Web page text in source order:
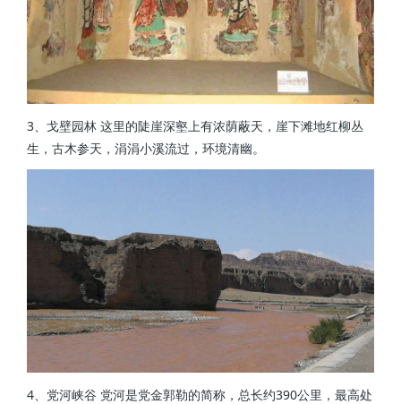
3、戈壁园林 这里的陡崖深壑上有浓荫蔽天，崖下滩地红柳丛
生，古木参天，涓涓小溪流过，环境清幽。
4、党河峡谷 党河是党金郭勒的简称，总长约390公里，最高处